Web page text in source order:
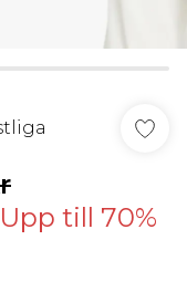
Upp till 70%